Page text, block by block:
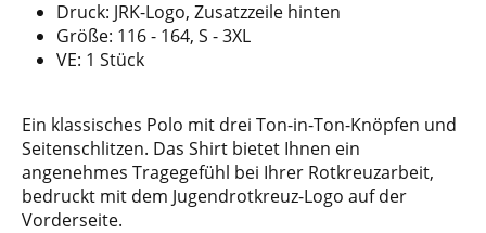
Druck: JRK-Logo, Zusatzzeile hinten
Größe: 116 - 164, S - 3XL
VE: 1 Stück
Ein klassisches Polo mit drei Ton-in-Ton-Knöpfen und
Seitenschlitzen. Das Shirt bietet Ihnen ein
angenehmes Tragegefühl bei Ihrer Rotkreuzarbeit,
bedruckt mit dem Jugendrotkreuz-Logo auf der
Vorderseite.